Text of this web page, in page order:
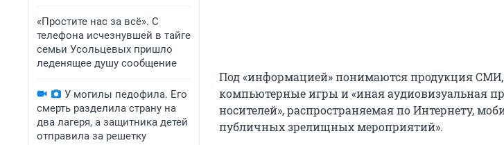
«Простите нас за всё». С
телефона исчезнувшей в тайге
семьи Усольцевых пришло
леденящее душу сообщение
У могилы педофила. Его
смерть разделила страну на
два лагеря, а защитника детей
отправила за решетку
Под «информацией» понимаются продукция
компьютерные игры и «иная аудиовизуальная
носителей», распространяемая по Интернету,
публичных зрелищных мероприятий».